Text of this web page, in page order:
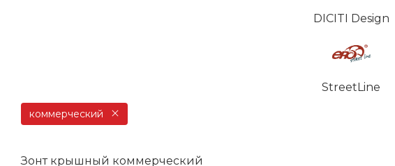
DICITI Design
StreetLine
коммерческий
Зонт крышный коммерческий